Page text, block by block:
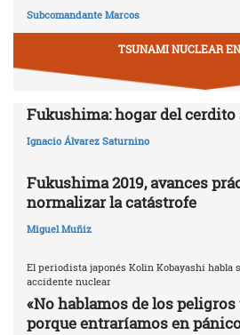
Subcomandante Marcos
TSUNAMI NUCLEAR
Fukushima: hogar del
Ignacio Álvarez Saturnino
Fukushima 2019, avances
normalizar la catástrofe
Miguel Muñiz
El periodista japonés Kolin Kobayashi habla
accidente nuclear
«No hablamos de los
porque entraríamos en